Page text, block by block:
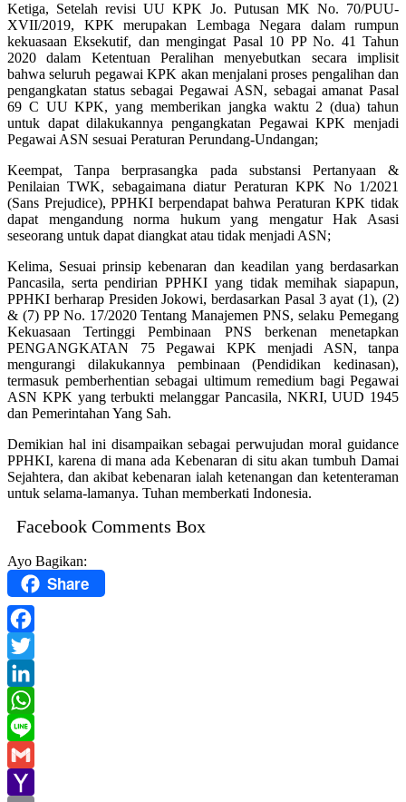
Ketiga, Setelah revisi UU KPK Jo. Putusan MK No. 70/PUU-
XVII/2019, KPK merupakan Lembaga Negara dalam rumpun
kekuasaan Eksekutif, dan mengingat Pasal 10 PP No. 41 Tahun
2020 dalam Ketentuan Peralihan menyebutkan secara implisit
bahwa seluruh pegawai KPK akan menjalani proses pengalihan dan
pengangkatan status sebagai Pegawai ASN, sebagai amanat Pasal
69 C UU KPK, yang memberikan jangka waktu 2 (dua) tahun
untuk dapat dilakukannya pengangkatan Pegawai KPK menjadi
Pegawai ASN sesuai Peraturan Perundang-Undangan;
Keempat, Tanpa berprasangka pada substansi Pertanyaan &
Penilaian TWK, sebagaimana diatur Peraturan KPK No 1/2021
(Sans Prejudice), PPHKI berpendapat bahwa Peraturan KPK tidak
dapat mengandung norma hukum yang mengatur Hak Asasi
seseorang untuk dapat diangkat atau tidak menjadi ASN;
Kelima, Sesuai prinsip kebenaran dan keadilan yang berdasarkan
Pancasila, serta pendirian PPHKI yang tidak memihak siapapun,
PPHKI berharap Presiden Jokowi, berdasarkan Pasal 3 ayat (1), (2)
& (7) PP No. 17/2020 Tentang Manajemen PNS, selaku Pemegang
Kekuasaan Tertinggi Pembinaan PNS berkenan menetapkan
PENGANGKATAN 75 Pegawai KPK menjadi ASN, tanpa
mengurangi dilakukannya pembinaan (Pendidikan kedinasan),
termasuk pemberhentian sebagai ultimum remedium bagi Pegawai
ASN KPK yang terbukti melanggar Pancasila, NKRI, UUD 1945
dan Pemerintahan Yang Sah.
Demikian hal ini disampaikan sebagai perwujudan moral guidance
PPHKI, karena di mana ada Kebenaran di situ akan tumbuh Damai
Sejahtera, dan akibat kebenaran ialah ketenangan dan ketenteraman
untuk selama-lamanya. Tuhan memberkati Indonesia.
Facebook Comments Box
Ayo Bagikan:
Share
Facebook
Twitter
LinkedIn
WhatsApp
Line
Gmail